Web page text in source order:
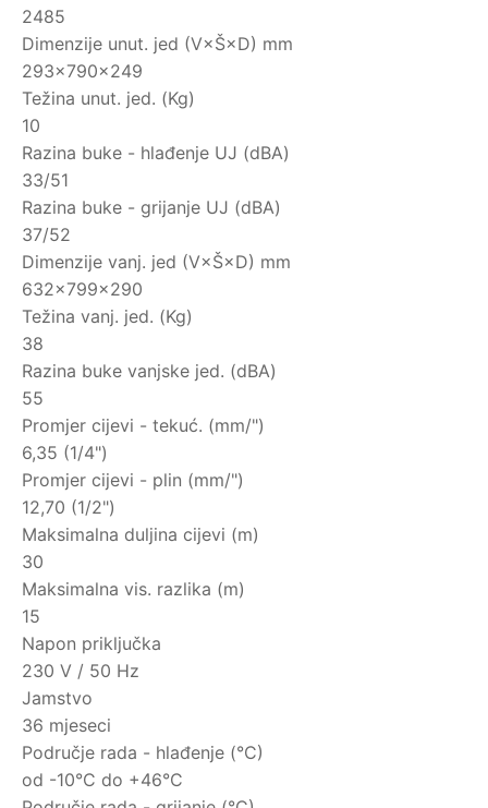
2485
Dimenzije unut. jed (V×Š×D) mm
293×790×249
Težina unut. jed. (Kg)
10
Razina buke - hlađenje UJ (dBA)
33/51
Razina buke - grijanje UJ (dBA)
37/52
Dimenzije vanj. jed (V×Š×D) mm
632×799×290
Težina vanj. jed. (Kg)
38
Razina buke vanjske jed. (dBA)
55
Promjer cijevi - tekuć. (mm/")
6,35 (1/4")
Promjer cijevi - plin (mm/")
12,70 (1/2")
Maksimalna duljina cijevi (m)
30
Maksimalna vis. razlika (m)
15
Napon priključka
230 V / 50 Hz
Jamstvo
36 mjeseci
Područje rada - hlađenje (°C)
od -10°C do +46°C